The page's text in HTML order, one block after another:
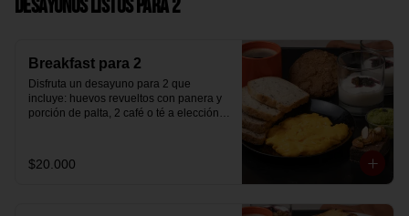
Desayunos Listos para 2
Breakfast para 2
Disfruta un desayuno para 2 que
incluye: huevos revueltos con panera y
porción de palta, 2 café o té a elección, 2
hecha en casa, un mini brownie y galleta
de avena para compartir.
$20.000